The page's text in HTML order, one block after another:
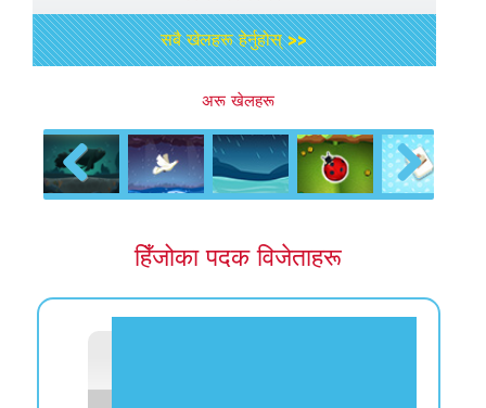
सबै खेलहरू हेर्नुहोस् >>
अरू खेलहरू
Previous Next
हिँजोका पदक विजेताहरू